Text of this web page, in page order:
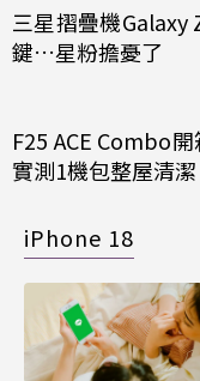
三星摺疊機Galaxy
鍵…星粉擔憂了
F25 ACE Combo
實測1機包整屋清潔
iPhone 18